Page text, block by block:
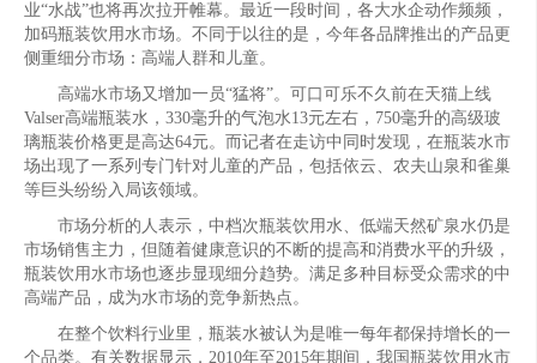
业“水战”也将再次拉开帷幕。最近一段时间，各大水企动作频频，
加码瓶装饮用水市场。不同于以往的是，今年各品牌推出的产品更
侧重细分市场：高端人群和儿童。
高端水市场又增加一员“猛将”。可口可乐不久前在天猫上线
Valser高端瓶装水，330毫升的气泡水13元左右，750毫升的高级玻
璃瓶装价格更是高达64元。而记者在走访中同时发现，在瓶装水市
场出现了一系列专门针对儿童的产品，包括依云、农夫山泉和雀巢
等巨头纷纷入局该领域。
市场分析的人表示，中档次瓶装饮用水、低端天然矿泉水仍是
市场销售主力，但随着健康意识的不断的提高和消费水平的升级，
瓶装饮用水市场也逐步显现细分趋势。满足多种目标受众需求的中
高端产品，成为水市场的竞争新热点。
在整个饮料行业里，瓶装水被认为是唯一每年都保持增长的一
个品类。有关数据显示，2010年至2015年期间，我国瓶装饮用水市